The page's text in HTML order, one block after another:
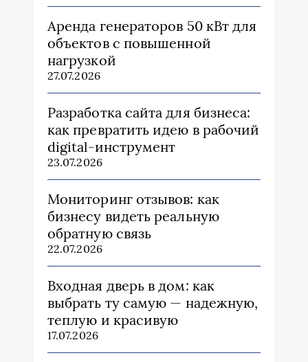
Аренда генераторов 50 кВт для
объектов с повышенной
нагрузкой
27.07.2026
Разработка сайта для бизнеса:
как превратить идею в рабочий
digital-инструмент
23.07.2026
Мониторинг отзывов: как
бизнесу видеть реальную
обратную связь
22.07.2026
Входная дверь в дом: как
выбрать ту самую — надежную,
теплую и красивую
17.07.2026